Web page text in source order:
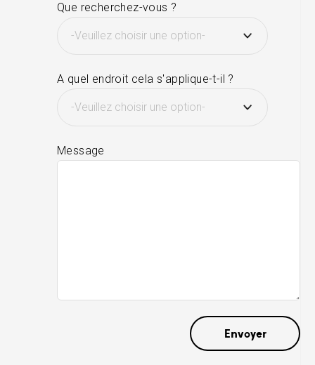
Que recherchez-vous ?
A quel endroit cela s'applique-t-il ?
Message